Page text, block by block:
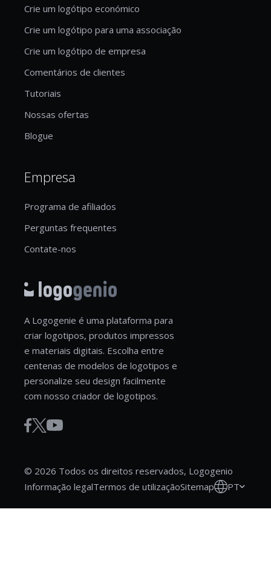
Crie um logótipo económico
Crie um logótipo para uma associação
Crie um logótipo de empresa
Comentários de clientes
Tutoriais
Nossas ofertas
Blogue
Empresa
Programa de afiliados
Perguntas frequentes
Contate-nos
A Logogenie é uma plataforma para
criar logotipos, produtos impressos
e materiais digitais. Escolha entre
centenas de modelos de logotipos e
personalize seu design facilmente
com nosso criador de logotipos.
© 2026 Todos os direitos reservados, Logogenio
Informação legalTermos de utilizaçãoSitemap PT